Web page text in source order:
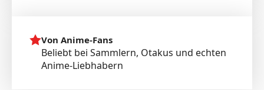
Von Anime-Fans
Beliebt bei Sammlern, Otakus und echten
Anime-Liebhabern